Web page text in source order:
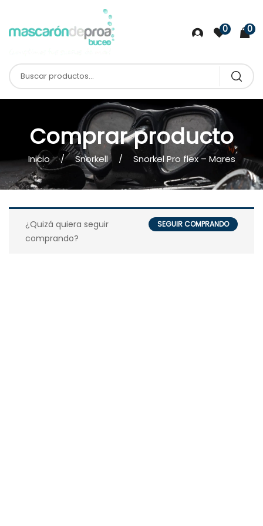
0 0
Comprar producto
Inicio Snorkell Snorkel Pro flex – Mares
SEGUIR COMPRANDO
¿Quizá quiera seguir
comprando?